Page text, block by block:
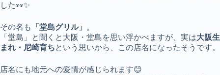
した👀✨
その名も 「堂島グリル」
。
「堂島」と聞くと大阪・堂島を思い浮かべますが、実は大阪生
まれ・尼崎育ちという思いから、この店名になったそうです。
店名にも地元への愛情が感じられます😊